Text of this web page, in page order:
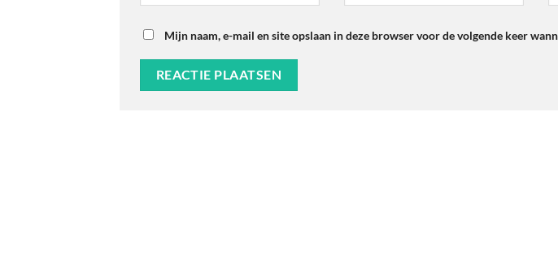
Mijn naam, e-mail en site opslaan in deze browser voor de volgende keer